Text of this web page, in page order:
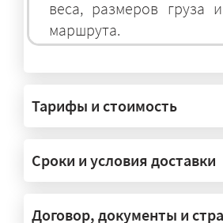
веса, размеров груза
маршрута.
— На тралах и
платформах,
крупногабаритную
конструкции.
под конкретные размеры
Тарифы и стоимость
Сроки и условия доставки
Договор, документы и